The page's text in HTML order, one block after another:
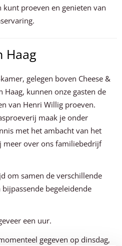
proeven en genieten van
Haag
gelegen boven Cheese &
kunnen onze gasten de
van Henri Willig proeven.
maak je onder
met het ambacht van het
meer over ons familiebedrijf
om samen de verschillende
begeleidende
een uur.
gegeven op dinsdag,